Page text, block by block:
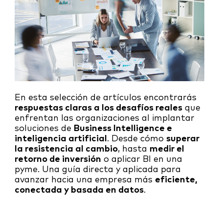
En esta selección de artículos encontrarás
respuestas claras a los desafíos reales que
enfrentan las organizaciones al implantar
soluciones de Business Intelligence e
inteligencia artificial . Desde cómo superar
la resistencia al cambio, hasta medir el
retorno de inversión o aplicar BI en una
pyme. Una guía directa y aplicada para
avanzar hacia una empresa más eficiente,
conectada y basada en datos.